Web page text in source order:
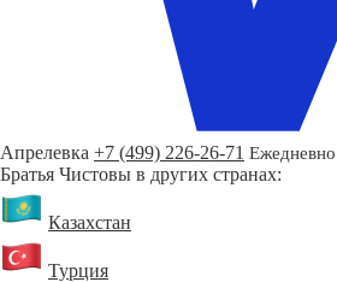
Апрелевка +7 (499) 226-26-71
Братья Чистовы в других странах:
Казахстан
Турция